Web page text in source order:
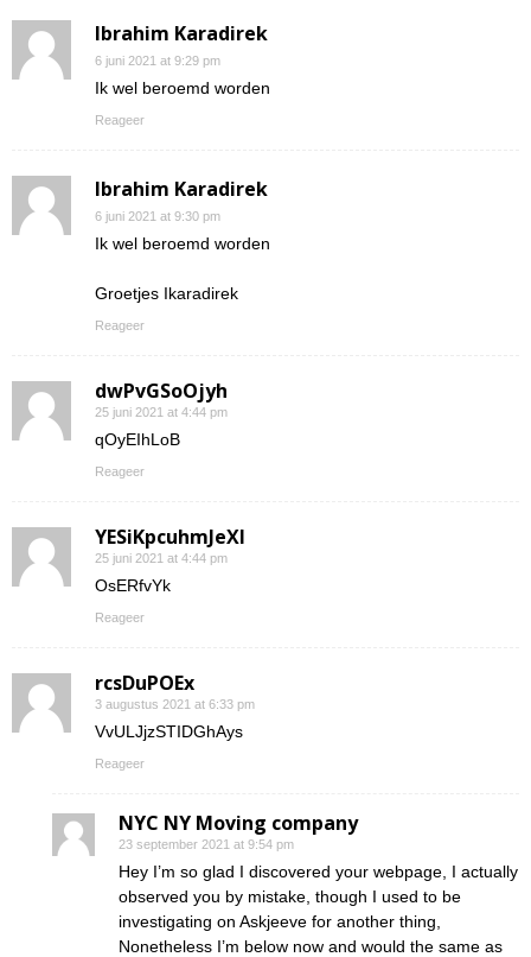
Ibrahim Karadirek
6 juni 2021 at 9:29 pm
Ik wel beroemd worden
Reageer
Ibrahim Karadirek
6 juni 2021 at 9:30 pm
Ik wel beroemd worden
Groetjes Ikaradirek
Reageer
dwPvGSoOjyh
25 juni 2021 at 4:44 pm
qOyEIhLoB
Reageer
YESiKpcuhmJeXI
25 juni 2021 at 4:44 pm
OsERfvYk
Reageer
rcsDuPOEx
3 augustus 2021 at 6:33 pm
VvULJjzSTIDGhAys
Reageer
NYC NY Moving company
23 september 2021 at 9:54 pm
Hey I’m so glad I discovered your webpage, I actually
observed you by mistake, though I used to be
investigating on Askjeeve for another thing,
Nonetheless I’m below now and would the same as